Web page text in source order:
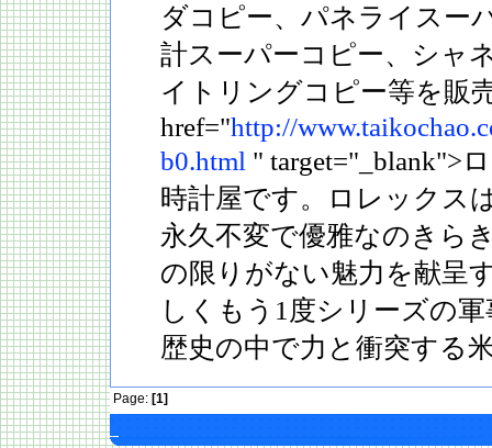
ダコピー、パネライスー
計スーパーコピー、シャ
イトリングコピー等を販
href="http://
b0.html " target="_blank">
時計屋です。ロレックス
永久不変で優雅なのきら
の限りがない魅力を献呈
しくもう1度シリーズの
歴史の中で力と衝突する
Page: [1]